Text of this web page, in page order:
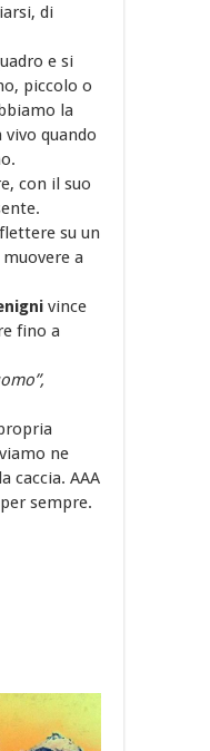
di
e si
piccolo o
la
vivo quando
con il suo
su un
a
vince
fino a
ne
caccia. AAA
sempre.